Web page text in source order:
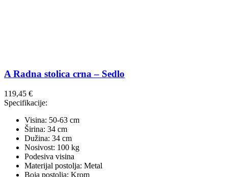
A Radna stolica crna – Sedlo
119,45 €
Specifikacije:
Visina: 50-63 cm
Širina: 34 cm
Dužina: 34 cm
Nosivost: 100 kg
Podesiva visina
Materijal postolja: Metal
Boja postolja: Krom